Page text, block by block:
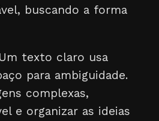
buscando a forma
texto claro usa
para ambiguidade.
complexas,
e organizar as ideias